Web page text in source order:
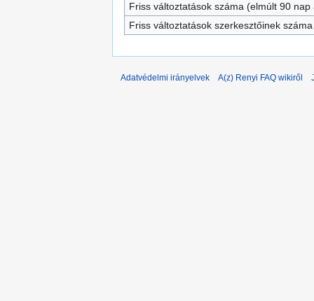
Friss változtatások száma (elmúlt 90 nap
Friss változtatások szerkesztőinek száma
Adatvédelmi irányelvek A(z) Renyi FAQ wikiről